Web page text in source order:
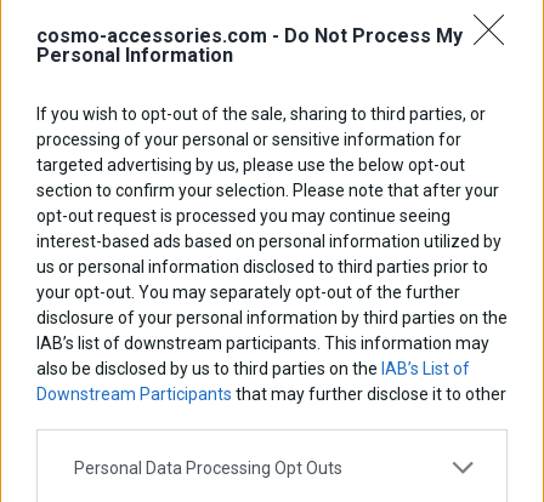
cosmo-accessories.com - Do Not Process My
Personal Information
If you wish to opt-out of the sale, sharing to third parties, or
processing of your personal or sensitive information for
targeted advertising by us, please use the below opt-out
section to confirm your selection. Please note that after your
opt-out request is processed you may continue seeing
interest-based ads based on personal information utilized by
us or personal information disclosed to third parties prior to
your opt-out. You may separately opt-out of the further
disclosure of your personal information by third parties on the
IAB’s list of downstream participants. This information may
also be disclosed by us to third parties on the IAB’s List of
Downstream Participants that may further disclose it to other
Personal Data Processing Opt Outs